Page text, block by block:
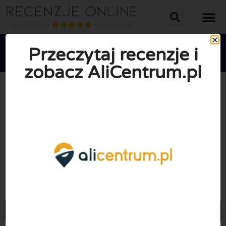

Przeczytaj recenzje i
zobacz AliCentrum.pl